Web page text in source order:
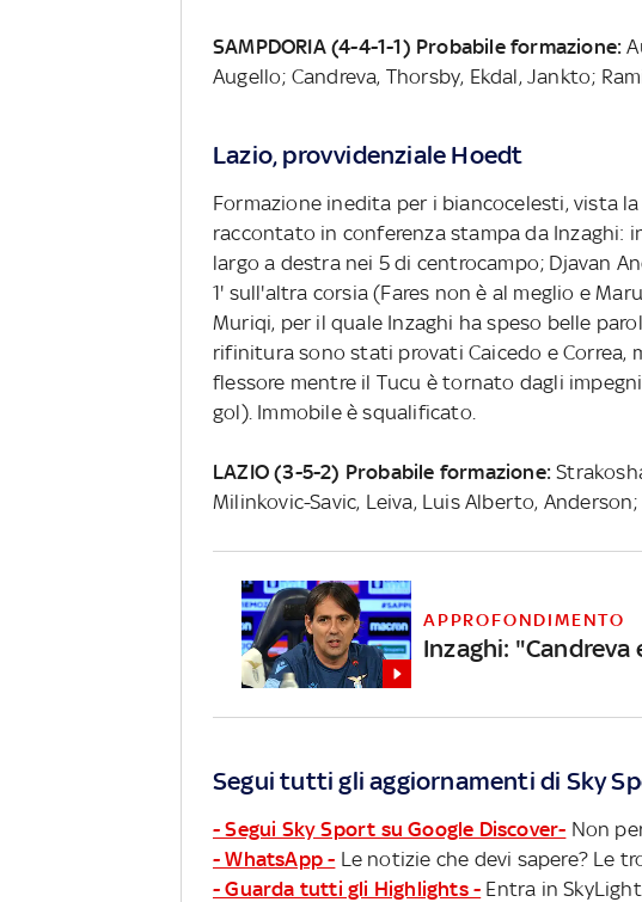
SAMPDORIA (4-4-1-1) Probabile formazione:
Augello; Candreva, Thorsby, Ekdal, Jankto;
Lazio, provvidenziale Hoedt
Formazione inedita per i biancocelesti, vista
raccontato in conferenza stampa da Inzaghi:
largo a destra nei 5 di centrocampo; Djavan
1' sull'altra corsia (Fares non è al meglio e
Muriqi, per il quale Inzaghi ha speso belle
rifinitura sono stati provati Caicedo e Correa,
flessore mentre il Tucu è tornato dagli
gol). Immobile è squalificato.
LAZIO (3-5-2) Probabile formazione:
Milinkovic-Savic, Leiva, Luis Alberto,
APPROFONDIMENTO
Inzaghi:
Segui tutti gli aggiornamenti di Sky
- Segui Sky Sport su Google Discover- Non
- WhatsApp - Le notizie che devi sapere? Le
- Guarda tutti gli Highlights - Entra in